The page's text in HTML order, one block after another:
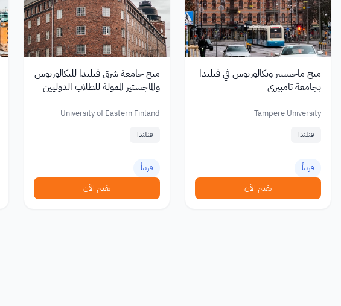
منح ماجستير وبكالوريوس في فنلندا
بجامعة تامبيري
Tampere University
فنلندا
قريباً
تقدم الآن
منح جامعة شرق فنلندا للبكالوريوس
والماجستير الممولة للطلاب الدوليين
University of Eastern Finland
فنلندا
قريباً
تقدم الآن